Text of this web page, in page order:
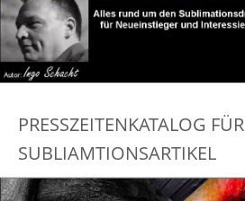
PRESSZEITENKATALOG FÜR
SUBLIAMTIONSARTIKEL